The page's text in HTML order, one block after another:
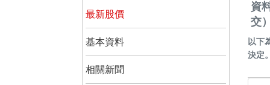
最新股價
基本資料
相關新聞
資
交
以下
決定